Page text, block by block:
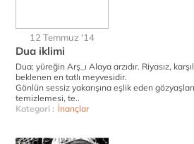
12 Temmuz '14
Dua iklimi
Dua; yüreğin Arş_ı Alaya arzıdır. Riyasız,
beklenen en tatlı meyvesidir.
Gönlün sessiz yakarışına eşlik eden
temizlemesi, te..
Kategori : İnançlar